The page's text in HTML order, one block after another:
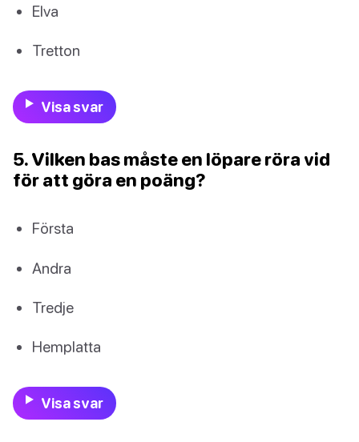
Elva
Tretton
Visa svar
5. Vilken bas måste en löpare röra vid
för att göra en poäng?
Första
Andra
Tredje
Hemplatta
Visa svar